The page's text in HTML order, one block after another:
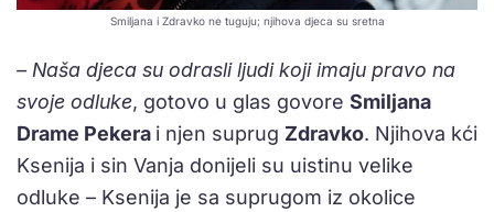
Smiljana i Zdravko ne tuguju; njihova djeca su sretna
– Naša djeca su odrasli ljudi koji imaju pravo na
svoje odluke, gotovo u glas govore Smiljana
Drame Pekera i njen suprug Zdravko. Njihova kći
Ksenija i sin Vanja donijeli su uistinu velike
odluke – Ksenija je sa suprugom iz okolice